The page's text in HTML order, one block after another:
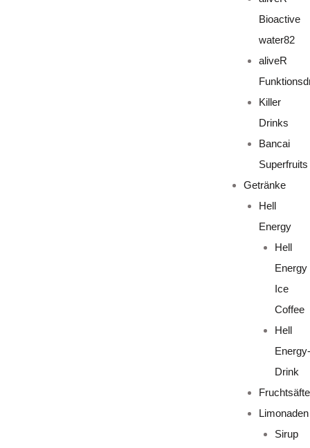
Bioactive
water82
aliveR
Killer
Drinks
Bancai
Superfruits
Getränke
Hell
Energy
Hell
Energy
Ice
Coffee
Hell
Energy-
Drink
Fruchtsäfte
Limonaden
Sirup